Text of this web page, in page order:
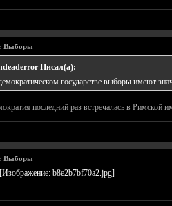
Выборы
Писал(а):
государстве выборы имеют
последний раз встречалась в Римской
Выборы